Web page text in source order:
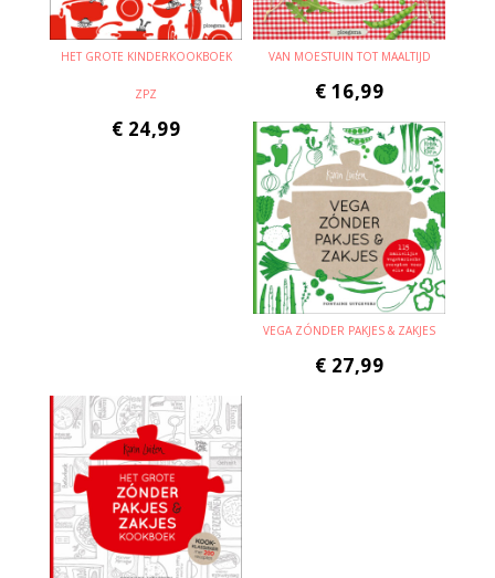
HET GROTE KINDERKOOKBOEK
ZPZ
€ 24,99
VAN MOESTUIN TOT MAALTIJD
€ 16,99
VEGA ZÓNDER PAKJES & ZAKJES
€ 27,99